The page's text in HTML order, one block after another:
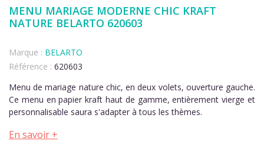
MENU MARIAGE MODERNE CHIC KRAFT
NATURE BELARTO 620603
Marque : BELARTO
Référence : 620603
Menu de mariage nature chic, en deux volets, ouverture gauche.
Ce menu en papier kraft haut de gamme, entièrement vierge et
personnalisable saura s'adapter à tous les thèmes.
En savoir +